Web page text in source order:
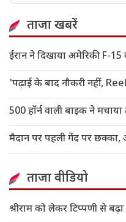
ताजा खबरें
ईरान ने दिखाया अमेरिकी F-
'पढ़ाई के बाद नौकरी नहीं,
500 हॉर्न वाली बाइक ने
मैदान पर पहली गेंद पर छक्का,
ताजा वीडियो
श्रीराम को लेकर टिप्पणी से